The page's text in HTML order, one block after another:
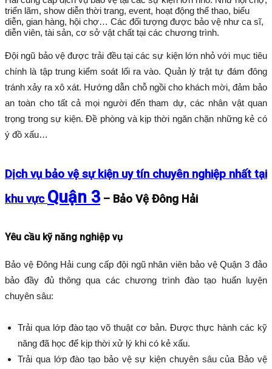
triển lãm, show diễn thời trang, event, hoạt động thể thao, biểu
diễn, gian hàng, hội chợ… Các đối tượng được bảo vệ như ca sĩ,
diễn viên, tài sản, cơ sở vật chất tại các chương trình.
Đội ngũ bảo vệ được trải đều tại các sự kiện lớn nhỏ với mục tiêu
chính là tập trung kiểm soát lối ra vào. Quản lý trật tự đám đông
tránh xảy ra xô xát. Hướng dẫn chỗ ngồi cho khách mời, đảm bảo
an toàn cho tất cả mọi người đến tham dự, các nhân vật quan
trọng trong sự kiện. Đề phòng và kịp thời ngăn chặn những kẻ có
ý đồ xấu…
Dịch vụ bảo vệ sự kiện uy tín chuyên nghiệp nhất tại
khu vực Quận 3– Bảo Vệ Đông Hải
Yêu cầu kỹ năng nghiệp vụ
Bảo vệ Đông Hải cung cấp đội ngũ nhân viên bảo vệ Quận 3 đảo
bảo đầy đủ thông qua các chương trình đào tạo huấn luyện
chuyên sâu:
Trải qua lớp đào tạo võ thuật cơ bản. Được thực hành các kỹ
năng đã học để kịp thời xử lý khi có kẻ xấu.
Trải qua lớp đào tạo bảo vệ sự kiện chuyên sâu của Bảo vệ